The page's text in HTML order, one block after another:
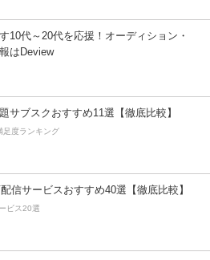
10代～20代を応援！オーディション・
はDeview
サブスクおすすめ11選【徹底比較】
足度ランキング
信サービスおすすめ40選【徹底比較】
ビス20選